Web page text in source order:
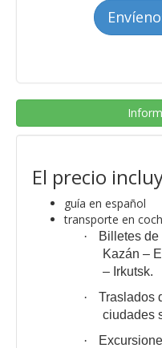
El precio
guía en español
transporte en
· Billetes de
Kazán –
– Irkutsk.
·
Traslados
ciudades
·